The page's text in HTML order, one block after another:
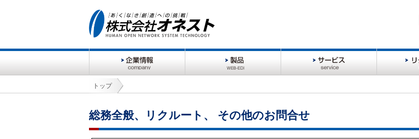
情
報
ビ
ル
トップ
総務全般、リクルート、 その他のお問合せ